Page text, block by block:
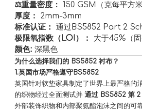
⚖️重量密度： 150 GSM（克每平方米
厚度： 2mm-3mm
标准认证：
通过BS5852 Part 2
极限氧指数（LOI）：
大于45%（固
颜色: 深黑色
为什么选择我们的 BS5852 衬布？
1.英国市场严格遵守BS5852
英国针对软垫家具制定了世界上最严格的
的织物经过全面测试并 通过 BS5852 第
外部装饰织物和内部聚氨酯泡沫之间的可